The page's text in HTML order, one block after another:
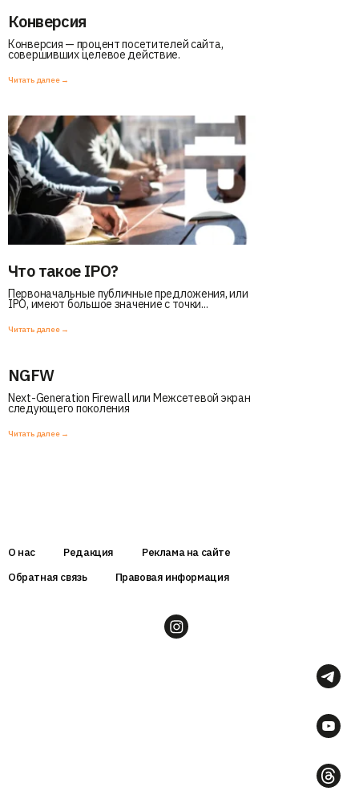
Конверсия
Конверсия — процент посетителей сайта,
совершивших целевое действие.
Читать далее →
Что такое IPO?
Первоначальные публичные предложения, или
IPO, имеют большое значение с точки...
Читать далее →
NGFW
Next-Generation Firewall или Межсетевой экран
следующего поколения
Читать далее →
О нас Редакция
Реклама на сайте
Обратная связь
Правовая информация